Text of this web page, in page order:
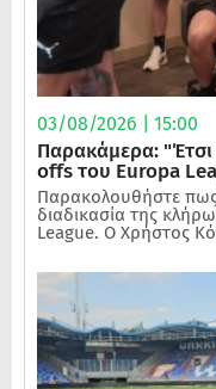
03/08/2026 | 15:00
Παρακάμερα:
offs του Europa
Παρακολουθήστε
διαδικασία της
League. Ο Χρήστος